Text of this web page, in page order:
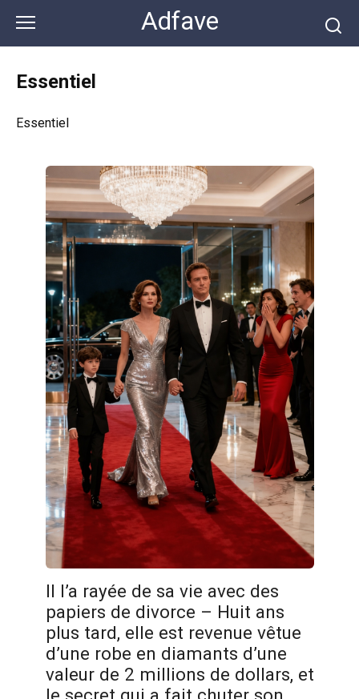
контенту
Adfave
Essentiel
Essentiel
Il l’a rayée de sa vie avec des
papiers de divorce – Huit ans
plus tard, elle est revenue vêtue
d’une robe en diamants d’une
valeur de 2 millions de dollars, et